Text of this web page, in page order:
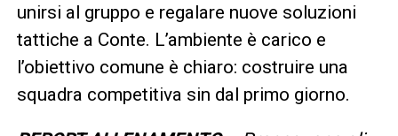
unirsi al gruppo e regalare nuove soluzioni
tattiche a Conte. L’ambiente è carico e
l’obiettivo comune è chiaro: costruire una
squadra competitiva sin dal primo giorno.